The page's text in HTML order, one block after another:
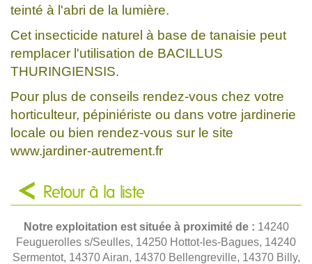
teinté à l'abri de la lumière.
Cet insecticide naturel à base de tanaisie peut
remplacer l'utilisation de BACILLUS
THURINGIENSIS.
Pour plus de conseils rendez-vous chez votre
horticulteur, pépiniériste ou dans votre jardinerie
locale ou bien rendez-vous sur le site
www.jardiner-autrement.fr
Retour à la liste
Notre exploitation est située à proximité de : 14240
Feuguerolles s/Seulles, 14250 Hottot-les-Bagues, 14240
Sermentot, 14370 Airan, 14370 Bellengreville, 14370 Billy,